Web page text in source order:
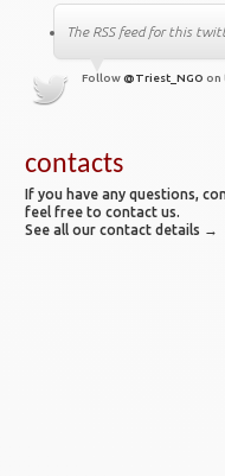
The RSS feed for this
Follow @Triest_NGO on
contacts
If you have any questions,
feel free to contact us.
See all our contact details →